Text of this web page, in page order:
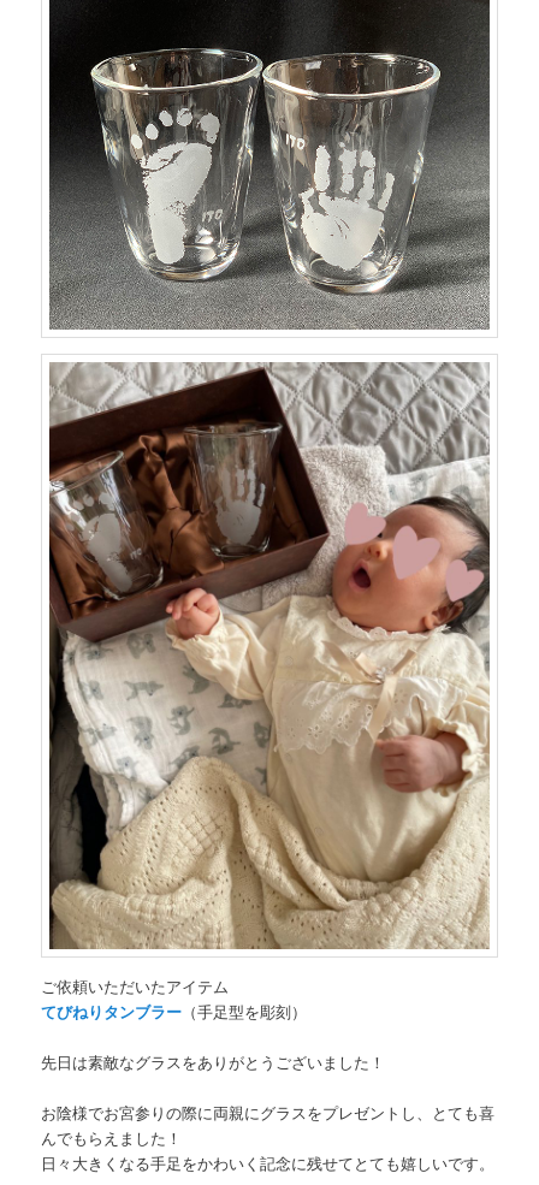
ご依頼いただいたアイテム
てびねりタンブラー （手足型を彫刻）
先日は素敵なグラスをありがとうございました！
お陰様でお宮参りの際に両親にグラスをプレゼントし、とても喜
んでもらえました！
日々大きくなる手足をかわいく記念に残せてとても嬉しいです。